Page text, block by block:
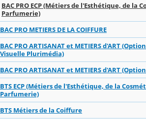
BAC PRO ECP (Métiers de l'Esthétique, de la
Parfumerie)
BAC PRO METIERS DE LA COIFFURE
BAC PRO ARTISANAT et METIERS d'ART
Visuelle Plurimédia)
BAC PRO ARTISANAT et METIERS d'ART
BTS ECP (Métiers de l'Esthétique, de la
Parfumerie)
BTS Métiers de la Coiffure